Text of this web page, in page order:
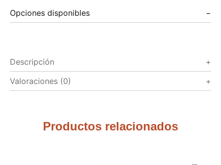
Opciones disponibles
Descripción
Valoraciones (0)
Productos relacionados